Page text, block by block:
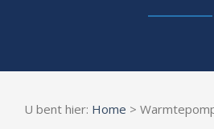
U bent hier: Home >